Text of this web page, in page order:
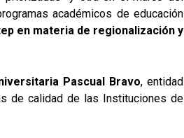
académicos de educación
en materia de regionalización y
Pascual Bravo, entidad
de calidad de las Instituciones de